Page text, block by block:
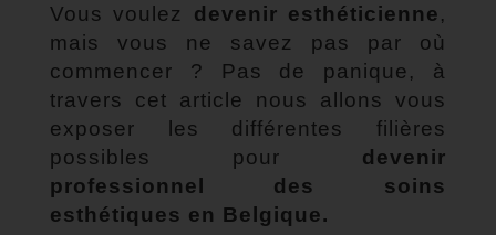
Vous voulez devenir esthéticienne,
mais vous ne savez pas par où
commencer ? Pas de panique, à
travers cet article nous allons vous
exposer les différentes filières
possibles pour devenir
professionnel des soins
esthétiques en Belgique.